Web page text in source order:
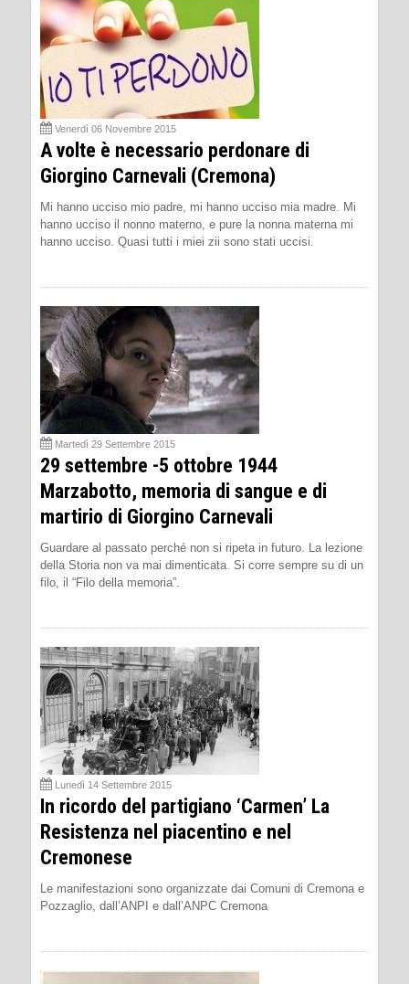
Venerdì 06 Novembre 2015
A volte è necessario perdonare di
Giorgino Carnevali (Cremona)
Mi hanno ucciso mio padre, mi hanno ucciso mia madre. Mi
hanno ucciso il nonno materno, e pure la nonna materna mi
hanno ucciso. Quasi tutti i miei zii sono stati uccisi.
Martedì 29 Settembre 2015
29 settembre -5 ottobre 1944
Marzabotto, memoria di sangue e di
martirio di Giorgino Carnevali
Guardare al passato perché non si ripeta in futuro. La lezione
della Storia non va mai dimenticata. Si corre sempre su di un
filo, il “Filo della memoria”.
Lunedì 14 Settembre 2015
In ricordo del partigiano ‘Carmen’ La
Resistenza nel piacentino e nel
Cremonese
Le manifestazioni sono organizzate dai Comuni di Cremona e
Pozzaglio, dall’ANPI e dall’ANPC Cremona